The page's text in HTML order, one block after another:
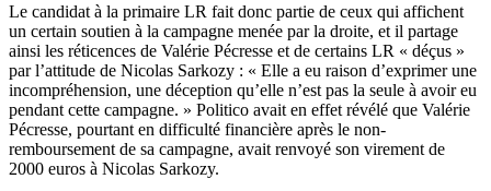
Le candidat à la primaire LR fait donc partie de ceux qui affichent
un certain soutien à la campagne menée par la droite, et il partage
ainsi les réticences de Valérie Pécresse et de certains LR « déçus »
par l’attitude de Nicolas Sarkozy : « Elle a eu raison d’exprimer une
incompréhension, une déception qu’elle n’est pas la seule à avoir eu
pendant cette campagne. » Politico avait en effet révélé que Valérie
Pécresse, pourtant en difficulté financière après le non-
remboursement de sa campagne, avait renvoyé son virement de
2000 euros à Nicolas Sarkozy.